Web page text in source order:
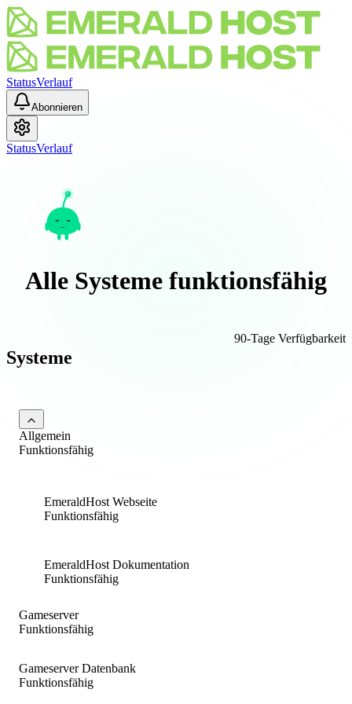
StatusVerlauf
Abonnieren
StatusVerlauf
Alle Systeme funktionsfähig
Systeme
90-Tage Verfügbarkeit
Allgemein
Funktionsfähig
EmeraldHost Webseite
Funktionsfähig
EmeraldHost Dokumentation
Funktionsfähig
Gameserver
Funktionsfähig
Gameserver Datenbank
Funktionsfähig